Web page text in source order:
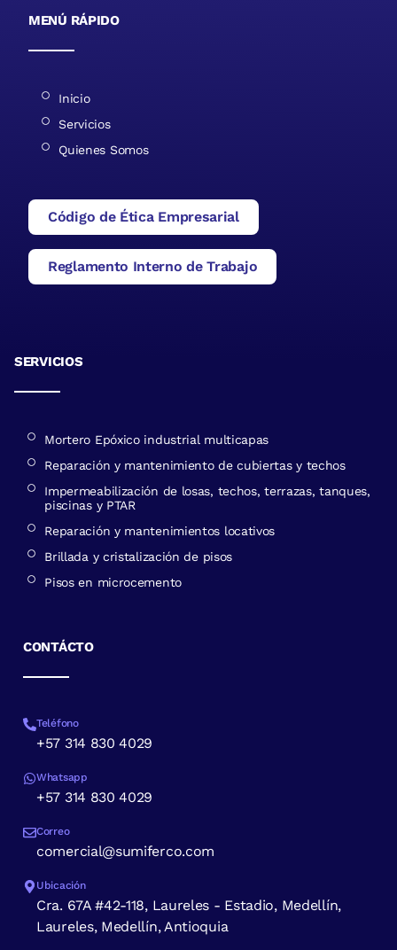
MENÚ RÁPIDO
Inicio
Servicios
Quienes Somos
Código de Ética Empresarial
Reglamento Interno de Trabajo
SERVICIOS
Mortero Epóxico industrial multicapas
Reparación y mantenimiento de cubiertas y techos
Impermeabilización de losas, techos, terrazas, tanques,
piscinas y PTAR
Reparación y mantenimientos locativos
Brillada y cristalización de pisos
Pisos en microcemento
CONTÁCTO
Teléfono
+57 314 830 4029
Whatsapp
+57 314 830 4029
Correo
comercial@sumiferco.com
Ubicación
Cra. 67A #42-118, Laureles - Estadio, Medellín,
Laureles, Medellín, Antioquia